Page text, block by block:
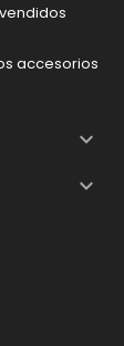
accesorios

